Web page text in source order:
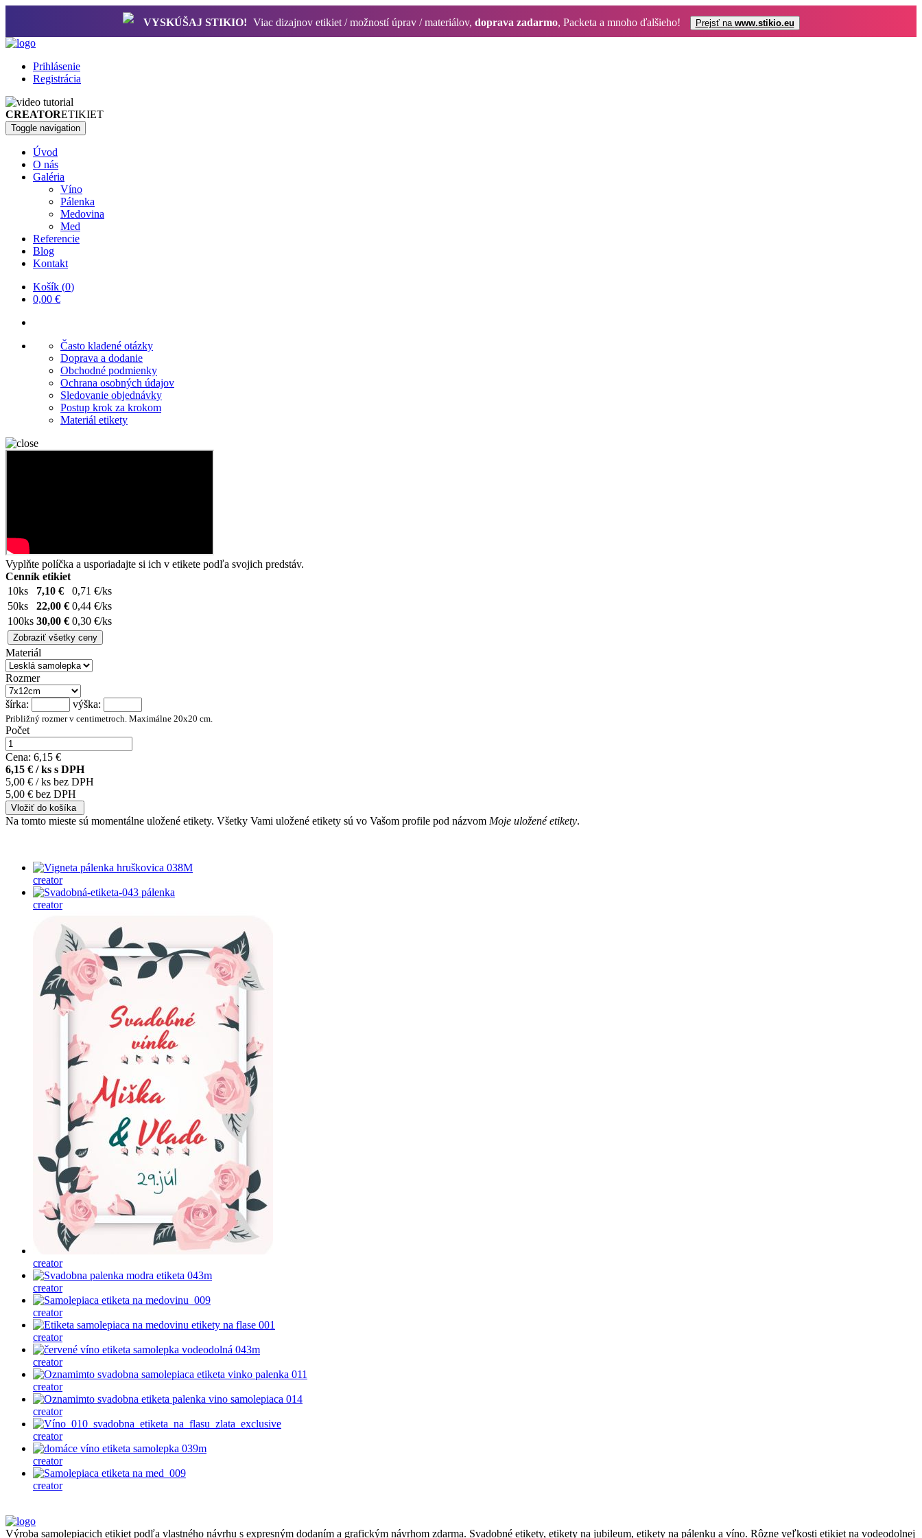
VYSKÚŠAJ STIKIO! Viac dizajnov etikiet / možností úprav / materiálov, doprava zadarmo, Packeta a mnoho ďalšieho! Prejsť na www.stikio.eu
Prihlásenie
Registrácia
CREATORETIKIET
Toggle navigation
Úvod
O nás
Galéria
Víno
Pálenka
Medovina
Med
Referencie
Blog
Kontakt
Košík (0)
0,00 €
Často kladené otázky
Doprava a dodanie
Obchodné podmienky
Ochrana osobných údajov
Sledovanie objednávky
Postup krok za krokom
Materiál etikety
Vyplňte políčka a usporiadajte si ich v etikete podľa svojich predstáv.
Cenník etikiet
10ks
7,10 €
0,71 €/ks
50ks
22,00 € 0,44 €/ks
100ks 30,00 € 0,30 €/ks
Zobraziť všetky ceny
Materiál
Rozmer
šírka: výška:
Približný rozmer v centimetroch. Maximálne 20x20 cm.
Počet
Cena: 6,15 €
6,15 € / ks s DPH
5,00 € / ks bez DPH
5,00 € bez DPH
Vložiť do košíka
Na tomto mieste sú momentálne uložené etikety. Všetky Vami uložené etikety sú vo Vašom profile pod názvom Moje uložené etikety.
creator
creator
creator
creator
creator
creator
creator
creator
creator
creator
creator
creator
Výroba samolepiacich etikiet podľa vlastného návrhu s expresným dodaním a grafickým návrhom zdarma. Svadobné etikety, etikety na jubileum, etikety na pálenku a víno. Rôzne veľkosti etikiet na vodeodolnej